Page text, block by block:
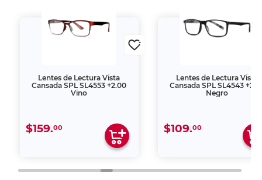
Lentes de Lectura Vista
Cansada SPL SL4553 +2.00
Vino
$159.00
Lentes de Lectura Vista
Cansada SPL SL4543
Negro
$109.00